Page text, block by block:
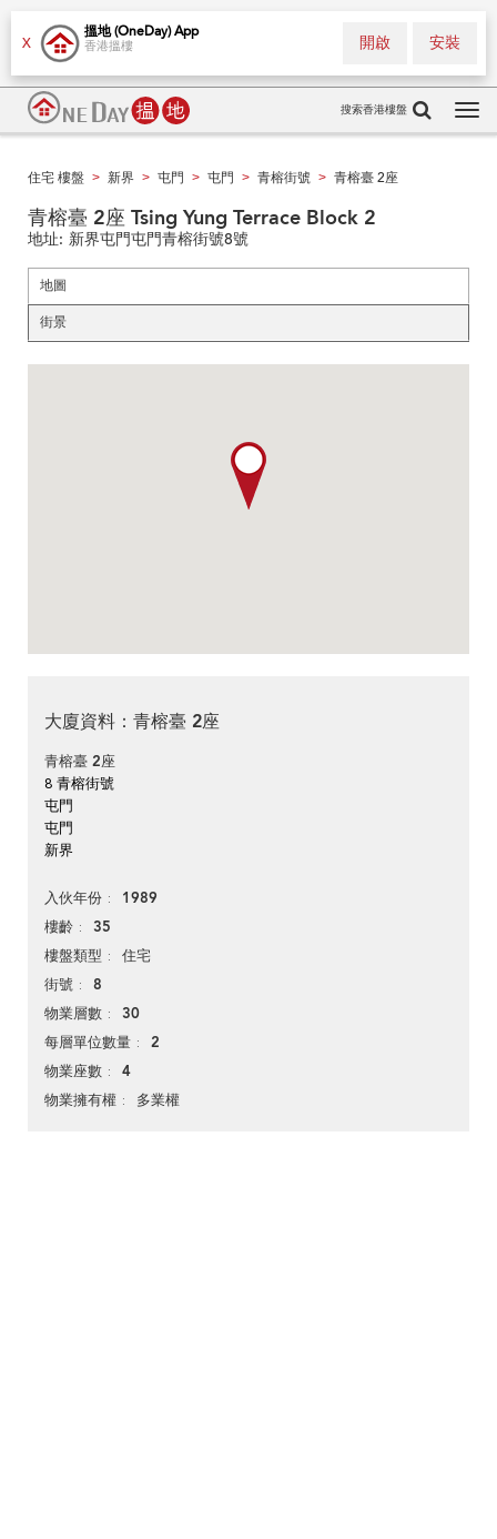
X
搵地 (OneDay) App
香港搵樓 安裝
開啟
搜索香港樓盤
住宅 樓盤 > 新界 > 屯門 > 屯門 > 青榕街號 > 青榕臺 2座
青榕臺 2座 Tsing Yung Terrace Block 2
地址: 新界屯門屯門青榕街號8號
地圖
街景
大廈資料：青榕臺 2座
青榕臺 2座
8 青榕街號
屯門
屯門
新界
入伙年份 1989
樓齡 35
樓盤類型 住宅
街號 8
物業層數 30
每層單位數量 2
物業座數 4
物業擁有權 多業權